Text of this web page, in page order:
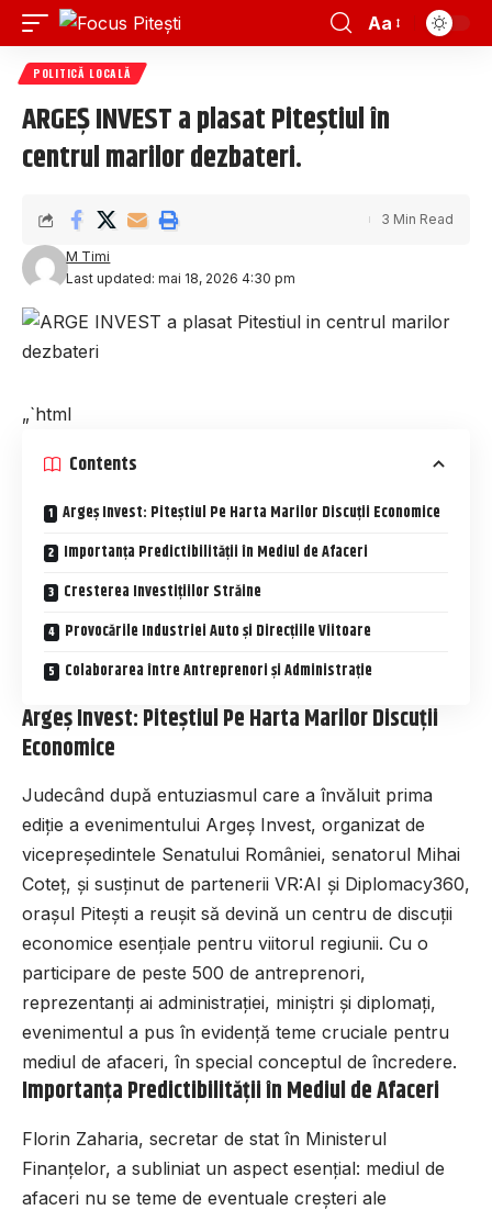
Aa
POLITICĂ LOCALĂ
ARGEȘ INVEST a plasat Piteștiul în
centrul marilor dezbateri.
Last updated: mai 18, 2026 4:30 pm
M Timi
3 Min Read
„`html
Contents
Argeș Invest: Piteștiul Pe Harta Marilor Discuții Economice
Importanța Predictibilității în Mediul de Afaceri
Cresterea Investițiilor Străine
Provocările Industriei Auto și Direcțiile Viitoare
Colaborarea între Antreprenori și Administrație
Argeș Invest: Piteștiul Pe Harta Marilor Discuții
Economice
Judecând după entuziasmul care a învăluit prima
ediție a evenimentului Argeș Invest, organizat de
vicepreședintele Senatului României, senatorul Mihai
Coteț, și susținut de partenerii VR:AI și Diplomacy360,
orașul Pitești a reușit să devină un centru de discuții
economice esențiale pentru viitorul regiunii. Cu o
participare de peste 500 de antreprenori,
reprezentanți ai administrației, miniștri și diplomați,
evenimentul a pus în evidență teme cruciale pentru
mediul de afaceri, în special conceptul de încredere.
Importanța Predictibilității în Mediul de Afaceri
Florin Zaharia, secretar de stat în Ministerul
Finanțelor, a subliniat un aspect esențial: mediul de
afaceri nu se teme de eventuale creșteri ale